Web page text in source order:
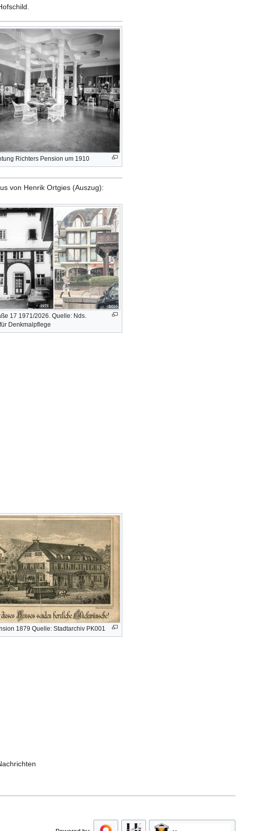
Richters Pension um 1910
von Henrik Ortgies (Auszug):
17 1971/2026. Quelle: Nds.
Denkmalpflege
1879 Quelle: Stadtarchiv PK001